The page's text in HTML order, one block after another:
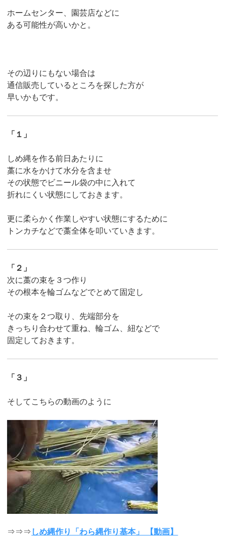
ホームセンター、園芸店などに
ある可能性が高いかと。
その辺りにもない場合は
通信販売しているところを探した方が
早いかもです。
「１」
しめ縄を作る前日あたりに
藁に水をかけて水分を含ませ
その状態でビニール袋の中に入れて
折れにくい状態にしておきます。
更に柔らかく作業しやすい状態にするために
トンカチなどで藁全体を叩いていきます。
「２」
次に藁の束を３つ作り
その根本を輪ゴムなどでとめて固定し
その束を２つ取り、先端部分を
きっちり合わせて重ね、輪ゴム、紐などで
固定しておきます。
「３」
そしてこちらの動画のように
⇒⇒⇒ しめ縄作り「わら縄作り基本」 【動画】